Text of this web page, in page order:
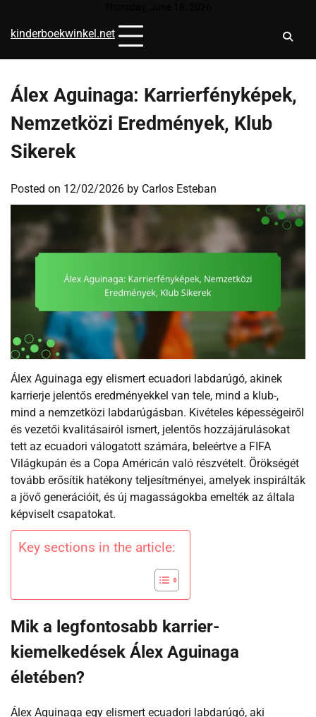
content
kinderboekwinkel.net
Álex Aguinaga: Karrierfényképek,
Nemzetközi Eredmények, Klub
Sikerek
Posted on 12/02/2026 by Carlos Esteban
Álex Aguinaga egy elismert ecuadori labdarúgó, akinek
karrierje jelentős eredményekkel van tele, mind a klub-,
mind a nemzetközi labdarúgásban. Kivételes képességeiről
és vezetői kvalitásairól ismert, jelentős hozzájárulásokat
tett az ecuadori válogatott számára, beleértve a FIFA
Világkupán és a Copa Américán való részvételt. Örökségét
tovább erősítik hatékony teljesítményei, amelyek inspirálták
a jövő generációit, és új magasságokba emelték az általa
képviselt csapatokat.
Key sections in the article:
Mik a legfontosabb karrier-
kiemelkedések Álex Aguinaga
életében?
Álex Aguinaga egy elismert ecuadori labdarúgó, aki